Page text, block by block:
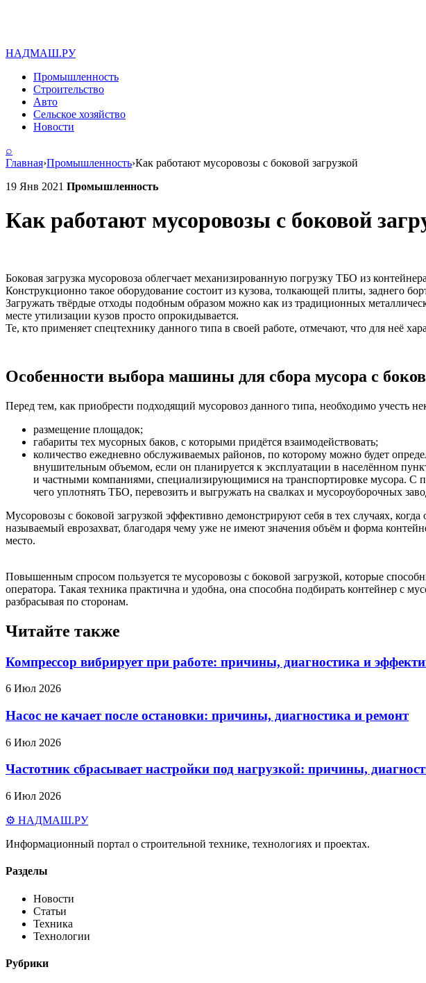
НАДМАШ.РУ
Промышленность
Строительство
Авто
Сельское хозяйство
Новости
⌕
Главная›Промышленность›Как работают мусоровозы с боковой загрузкой
19 Янв 2021 Промышленность
Как работают мусоровозы с боковой
Боковая загрузка мусоровоза облегчает механизированную погрузку ТБО из
Конструкционно такое оборудование состоит из кузова, толкающей плиты, заднего
Загружать твёрдые отходы подобным образом можно как из традиционных
месте утилизации кузов просто опрокидывается.
Те, кто применяет спецтехнику данного типа в своей работе, отмечают, что для неё
Особенности выбора машины для сбора мусора с
Перед тем, как приобрести подходящий мусоровоз данного типа, необходимо учесть
размещение площадок;
габариты тех мусорных баков, с которыми придётся взаимодействовать;
количество ежедневно обслуживаемых районов, по которому можно будет
внушительным объемом, если он планируется к эксплуатации в населённом
и частными компаниями, специализирующимися на транспортировке мусора.
чего уплотнять ТБО, перевозить и выгружать на свалках и мусороуборочных
Мусоровозы с боковой загрузкой эффективно демонстрируют себя в тех случаях,
называемый еврозахват, благодаря чему уже не имеют значения объём и форма
место.
Повышенным спросом пользуется те мусоровозы с боковой загрузкой, которые
оператора. Такая техника практична и удобна, она способна подбирать контейнер с
разбрасывая по сторонам.
Читайте также
Компрессор вибрирует при работе: причины, диагностика и
6 Июл 2026
Насос не качает после остановки: причины, диагностика и ремонт
6 Июл 2026
Частотник сбрасывает настройки под нагрузкой: причины,
6 Июл 2026
⚙️ НАДМАШ.РУ
Информационный портал о строительной технике, технологиях и проектах.
Разделы
Новости
Статьи
Техника
Технологии
Рубрики